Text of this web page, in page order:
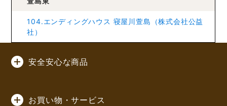
104.エンディングハウス 寝屋川萱島（株式会社公益
社）
安全安心な商品
お買い物・サービス